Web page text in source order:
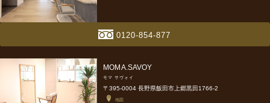
0120-854-877
MOMA.SAVOY
モマ サヴォイ
〒395-0004 長野県飯田市上郷黒田1766-2
地図